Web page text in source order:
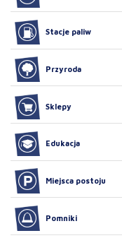
Stacje paliw
Przyroda
Sklepy
Edukacja
Miejsca postoju
Pomniki